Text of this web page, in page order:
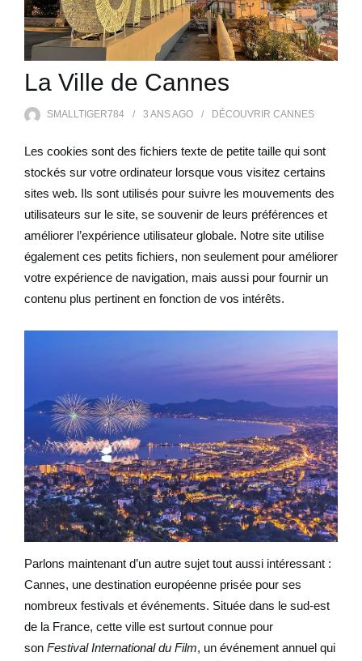
La Ville de Cannes
SMALLTIGER784 3 ANSAGO DÉCOUVRIR CANNES
Les cookies sont des fichiers texte de petite taille qui sont
stockés sur votre ordinateur lorsque vous visitez certains
sites web. Ils sont utilisés pour suivre les mouvements des
utilisateurs sur le site, se souvenir de leurs préférences et
améliorer l’expérience utilisateur globale. Notre site utilise
également ces petits fichiers, non seulement pour améliorer
votre expérience de navigation, mais aussi pour fournir un
contenu plus pertinent en fonction de vos intérêts.
Parlons maintenant d’un autre sujet tout aussi intéressant :
Cannes, une destination européenne prisée pour ses
nombreux festivals et événements. Située dans le sud-est
de la France, cette ville est surtout connue pour
son Festival International du Film, un événement annuel qui